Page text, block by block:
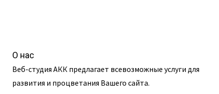
О нас
Веб-студия АКК предлагает всевозможные услуги для
развития и процветания Вашего сайта.